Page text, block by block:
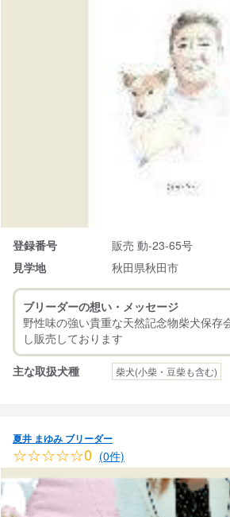
登録番号
販売 動-23-65号
見学地
秋田県秋田市
ブリーダーの想い・メッセージ
野性味の強い貴重な天然記念物柴犬保存
主な取扱犬種 柴犬(小柴・豆柴も含む)
夏井 まゆみ ブリーダー
☆☆☆☆☆0 (0件)